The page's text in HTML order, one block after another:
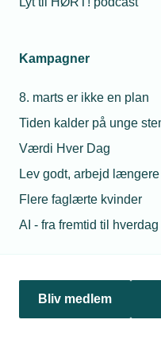
Kampagner
8. marts er ikke en plan
Tiden kalder på unge
Værdi Hver Dag
Lev godt, arbejd længere
Flere faglærte kvinder
AI - fra fremtid til hverdag
Bliv medlem
lettelser for